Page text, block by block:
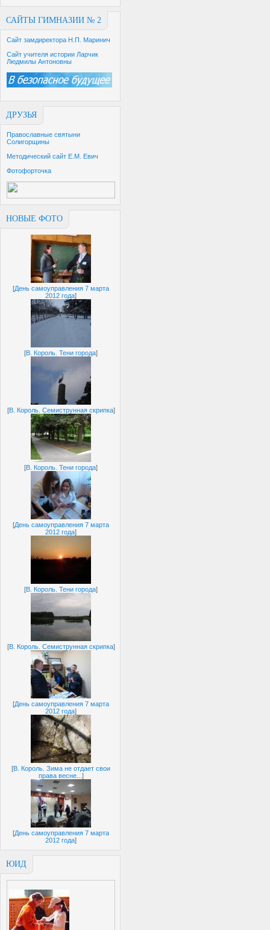
САЙТЫ ГИМНАЗИИ № 2
Сайт замдиректора Н.П. Маринич
Сайт учителя истории Ларчик
Людмилы Антоновны
ДРУЗЬЯ
Православные святыни
Солигорщины
Методический сайт Е.М. Евич
Фотофорточка
НОВЫЕ ФОТО
[День самоуправления 7 марта
2012 года]
[В. Король. Тени города]
[В. Король. Семиструнная скрипка]
[В. Король. Тени города]
[День самоуправления 7 марта
2012 года]
[В. Король. Тени города]
[В. Король. Семиструнная скрипка]
[День самоуправления 7 марта
2012 года]
[В. Король. Зима не отдает свои
права весне... ]
[День самоуправления 7 марта
2012 года]
ЮИД